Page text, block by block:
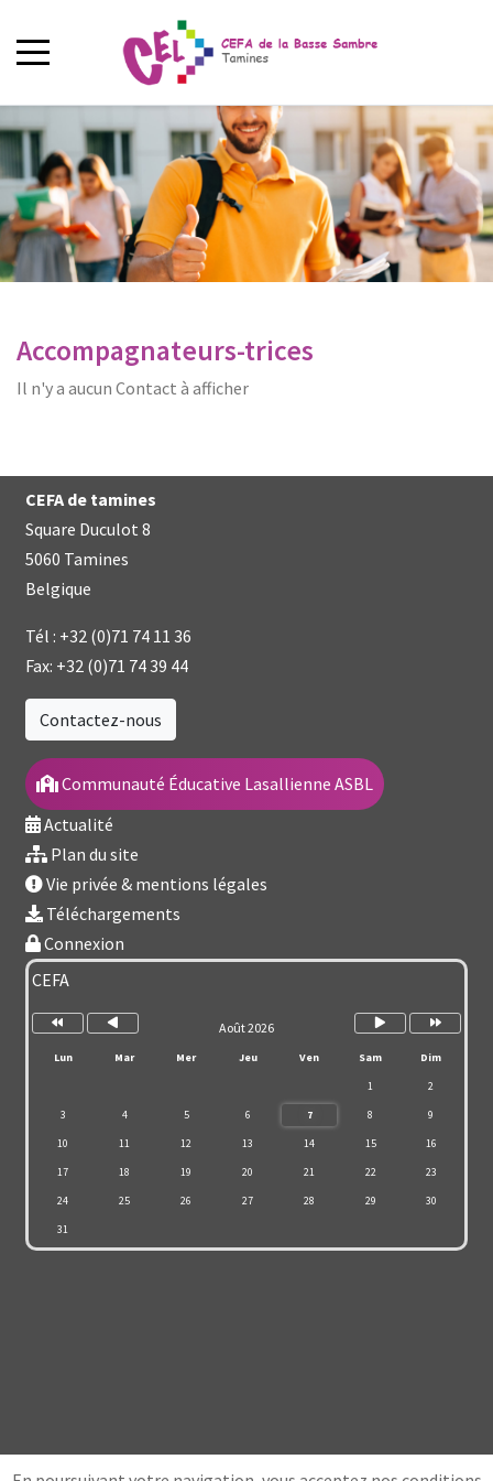
Accompagnateurs-trices
Il n'y a aucun Contact à afficher
CEFA de tamines
Square Duculot 8
5060 Tamines
Belgique
Tél : +32 (0)71 74 11 36
Fax: +32 (0)71 74 39 44
Contactez-nous
Communauté Éducative Lasallienne ASBL
Actualité
Plan du site
Vie privée & mentions légales
Téléchargements
Connexion
CEFA
Année
précédente
Mois
précédent
suivante
suivant
Août 2026
Lun Mar Mer Jeu Ven Sam
Dim
1
2
3
4 5 6 7 8
9
10
11 12 13 14 15
16
17
18 19 20 21 22
23
24
25 26 27 28 29
30
31